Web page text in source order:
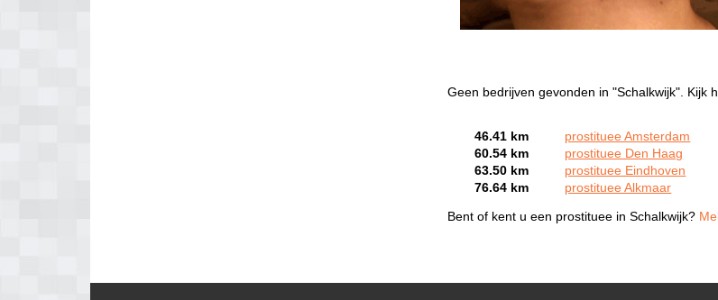
Geen bedrijven gevonden in "Schalkwijk". Kijk
46.41 km
prostituee Amsterdam
60.54 km
prostituee Den Haag
63.50 km
prostituee Eindhoven
76.64 km
prostituee Alkmaar
Bent of kent u een prostituee in Schalkwijk?